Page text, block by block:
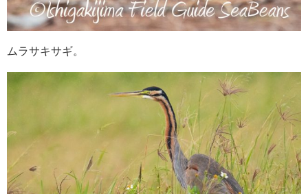
ムラサキサギ。